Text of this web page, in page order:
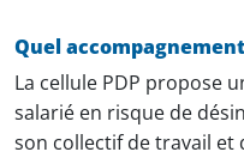
Quel
La cellule PDP propose
salarié en risque de
son collectif de travail et